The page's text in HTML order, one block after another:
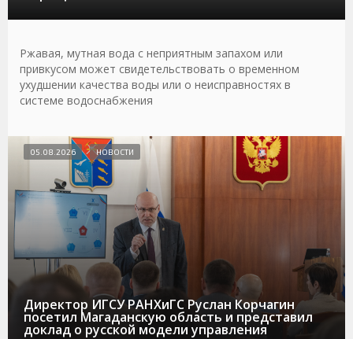
Ржавая, мутная вода с неприятным запахом или
привкусом может свидетельствовать о временном
ухудшении качества воды или о неисправностях в
системе водоснабжения
Директор ИГСУ РАНХиГС Руслан Корчагин
посетил Магаданскую область и представил
доклад о русской модели управления
05.08.2026 НОВОСТИ